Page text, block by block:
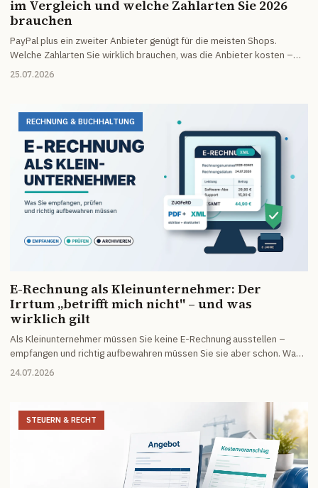
im Vergleich und welche Zahlarten Sie 2026
brauchen
PayPal plus ein zweiter Anbieter genügt für die meisten Shops.
Welche Zahlarten Sie wirklich brauchen, was die Anbieter kosten –
und warum die Fixgebühr bei kleinen Warenkörben wichtiger ist als
25.07.2026
RECHNUNG & BUCHHALTUNG
E-Rechnung als Kleinunternehmer: Der
Irrtum „betrifft mich nicht" – und was
wirklich gilt
Als Kleinunternehmer müssen Sie keine E-Rechnung ausstellen –
empfangen und richtig aufbewahren müssen Sie sie aber schon. Was
das konkret heißt, ob Ausdrucken reicht und bis wann Sie noch PDFs
24.07.2026
STEUERN & RECHT